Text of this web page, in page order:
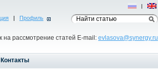
| Профиль
рассмотрение статей E-mail: evlasova@synergy.ru
Рус | Eng
Контакты